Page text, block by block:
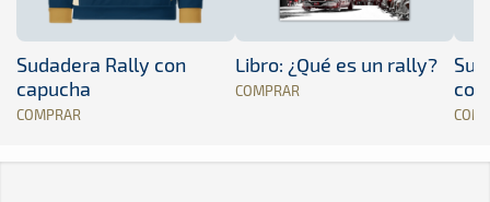
Sudadera Rally con
capucha
COMPRAR
Libro: ¿Qué es un rally?
COMPRAR